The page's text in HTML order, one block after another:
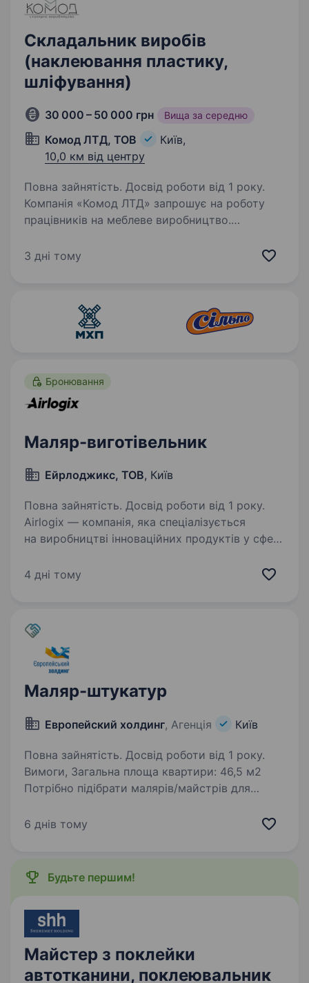
Складальник виробів
(наклеювання пластику,
шліфування)
30 000 – 50 000 грн Вища за середню
Комод ЛТД, ТОВ
Київ,
10,0 км від центру
Повна зайнятість. Досвід роботи від 1 року.
Компанія «Комод ЛТД» запрошує на роботу
працівників на меблеве виробництво.
робота з епоксидною смолою; шліфування
3 дні тому
Бронювання
Маляр-виготівельник
Ейрлоджикс, ТОВ, Київ
Повна зайнятість. Досвід роботи від 1 року.
Аirlogix — компанія, яка спеціалізується
на виробництві інноваційних продуктів у сфері
наше головне завдання — це найскоріша
4 дні тому
Маляр-штукатур
Европейский холдинг, Агенція Київ
Повна зайнятість. Досвід роботи від 1 року.
Вимоги, Загальна площа квартири: 46,5 м2
Потрібно підібрати малярів/майстрів для
по договору: Монтаж шпалер з ґрунтуванням
6 днів тому
Будьте першим!
Майстер з поклейки
автотканини, поклеювальник